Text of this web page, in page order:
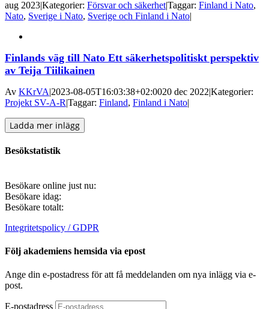
aug 2023|Kategorier: Försvar och säkerhet|Taggar: Finland i Nato,
Nato, Sverige i Nato, Sverige och Finland i Nato|
Finlands väg till Nato Ett säkerhetspolitiskt perspektiv
av Teija Tiilikainen
Av KKrVA|2023-08-05T16:03:38+02:0020 dec 2022|Kategorier:
Projekt SV-A-R|Taggar: Finland, Finland i Nato|
Ladda mer inlägg
Besökstatistik
Besökare online just nu:
Besökare idag:
Besökare totalt:
Integritetspolicy / GDPR
Följ akademiens hemsida via epost
Ange din e-postadress för att få meddelanden om nya inlägg via e-
post.
E-postadress